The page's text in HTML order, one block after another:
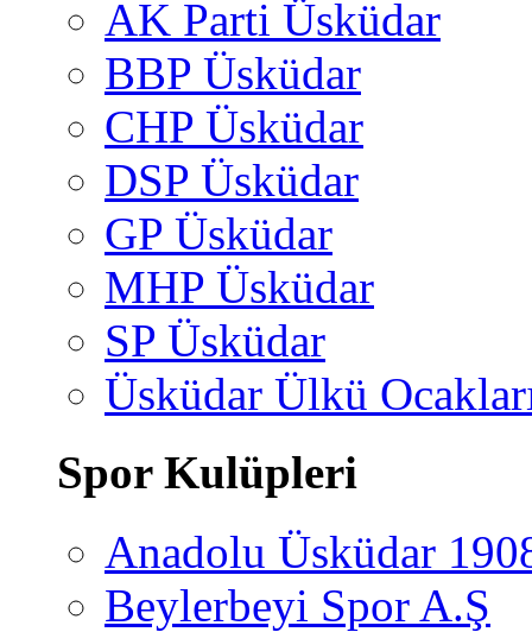
AK Parti Üsküdar
BBP Üsküdar
CHP Üsküdar
DSP Üsküdar
GP Üsküdar
MHP Üsküdar
SP Üsküdar
Üsküdar Ülkü
Spor Kulüpleri
Anadolu Üsküdar
Beylerbeyi Spor A.Ş